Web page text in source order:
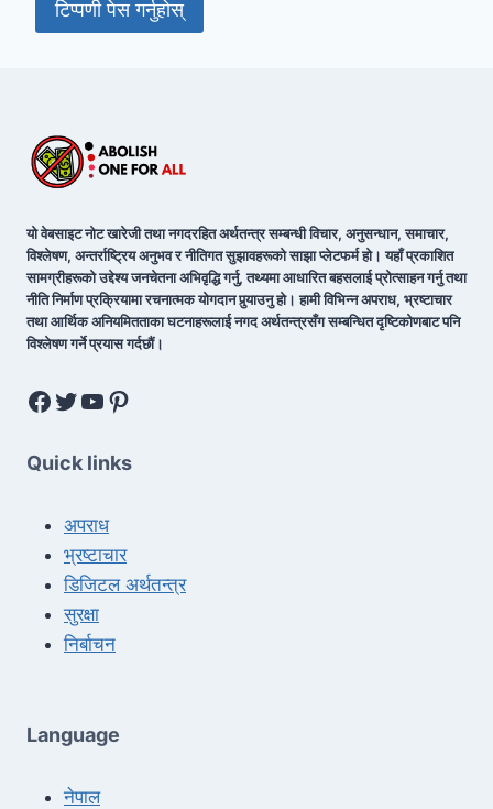
यो वेबसाइट नोट खारेजी तथा नगदरहित अर्थतन्त्र सम्बन्धी विचार, अनुसन्धान, समाचार,
विश्लेषण, अन्तर्राष्ट्रिय अनुभव र नीतिगत सुझावहरूको साझा प्लेटफर्म हो। यहाँ प्रकाशित
सामग्रीहरूको उद्देश्य जनचेतना अभिवृद्धि गर्नु, तथ्यमा आधारित बहसलाई प्रोत्साहन गर्नु तथा
नीति निर्माण प्रक्रियामा रचनात्मक योगदान पुर्‍याउनु हो। हामी विभिन्न अपराध, भ्रष्टाचार
तथा आर्थिक अनियमितताका घटनाहरूलाई नगद अर्थतन्त्रसँग सम्बन्धित दृष्टिकोणबाट पनि
विश्लेषण गर्ने प्रयास गर्दछौं।
Quick links
अपराध
भ्रष्टाचार
डिजिटल अर्थतन्त्र
सुरक्षा
निर्बाचन
Language
नेपाल